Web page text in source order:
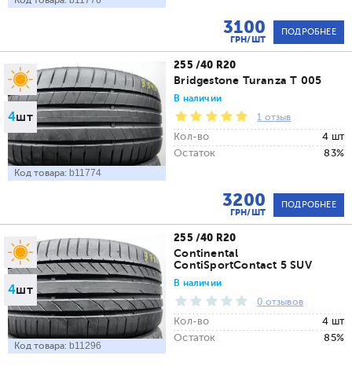
3100
ГРН/ШТ
ПОДРОБНЕЕ
4шт
Код товара: b11774
255 /40 R20
Bridgestone Turanza T 005
В наличии
1 отзыв
Кол-во
4 шт
Остаток
83%
3200
ГРН/ШТ
ПОДРОБНЕЕ
4шт
Код товара: b11296
255 /40 R20
Continental
ContiSportContact 5 SUV
В наличии
0 отзывов
Кол-во
4 шт
Остаток
85%